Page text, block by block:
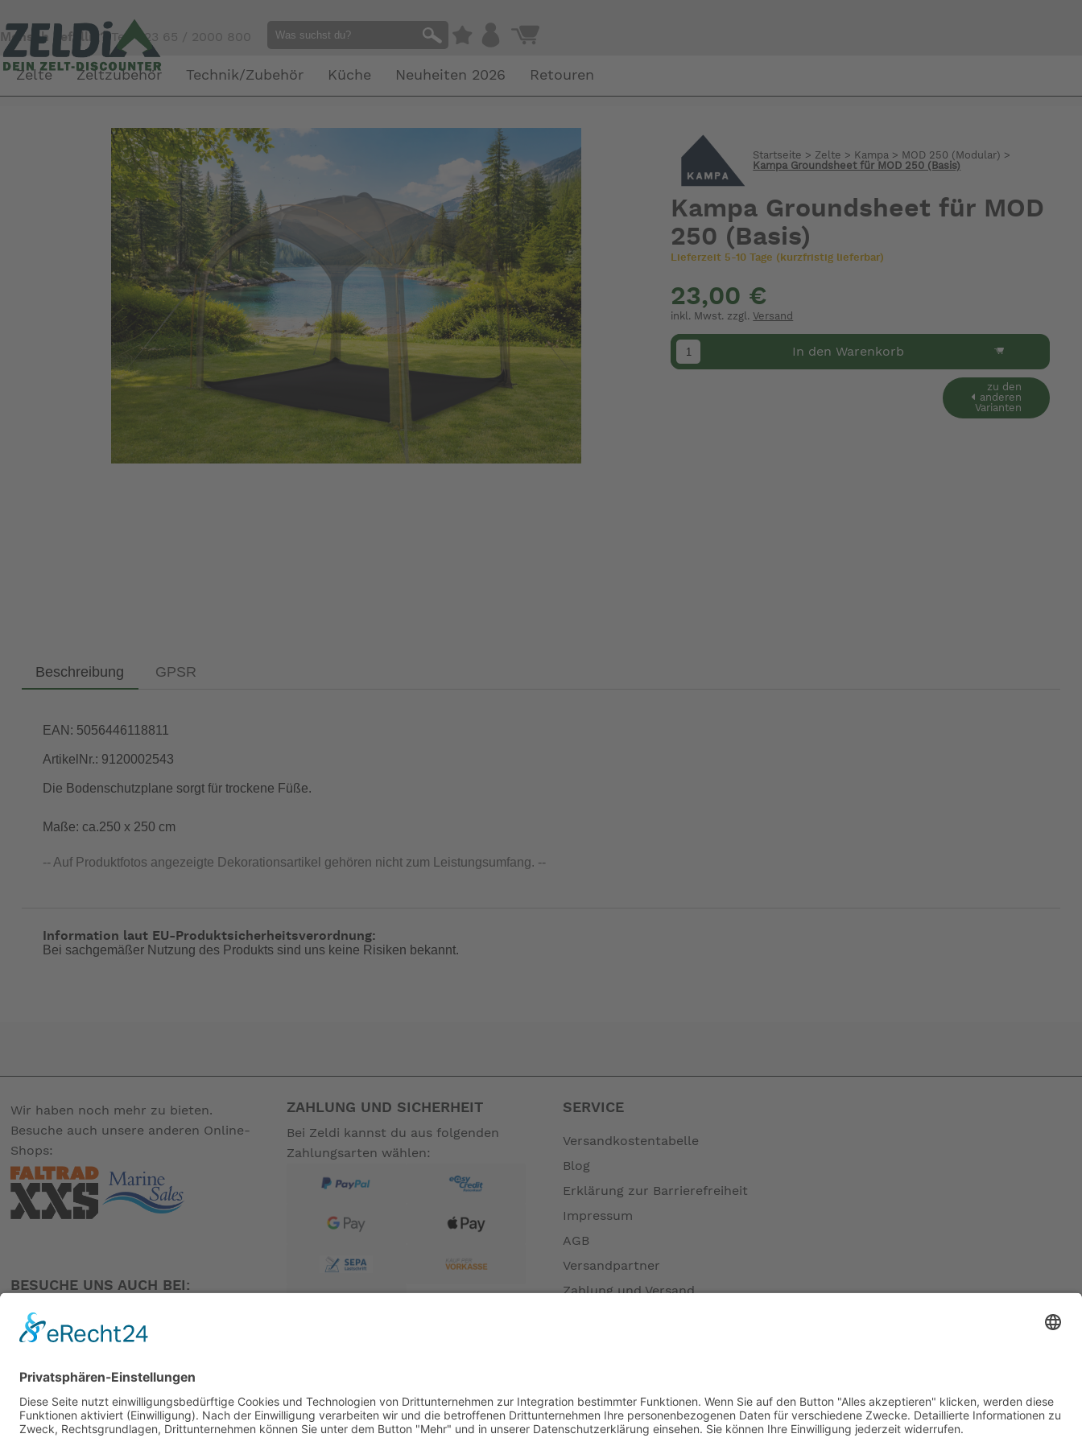
Mensch gefällig? Tel. 023 65 / 2000 800
Zelte Zeltzubehör Technik/Zubehör Küche Neuheiten 2026 Retouren
Startseite > Zelte > Kampa > MOD 250 (Modular) >
Kampa Groundsheet für MOD 250 (Basis)
Kampa Groundsheet für MOD
250 (Basis)
Lieferzeit 5-10 Tage (kurzfristig lieferbar)
23,00 €
inkl. Mwst. zzgl. Versand
In den Warenkorb
zu den
anderen
Varianten
Beschreibung GPSR
EAN: 5056446118811
ArtikelNr.: 9120002543
Die Bodenschutzplane sorgt für trockene Füße.
Maße: ca.250 x 250 cm
-- Auf Produktfotos angezeigte Dekorationsartikel gehören nicht zum Leistungsumfang. --
Information laut EU-Produktsicherheitsverordnung:
Bei sachgemäßer Nutzung des Produkts sind uns keine Risiken bekannt.
Wir haben noch mehr zu bieten.
Besuche auch unsere anderen Online-
Shops:
BESUCHE UNS AUCH BEI:
ZAHLUNG UND SICHERHEIT
Bei Zeldi kannst du aus folgenden
Zahlungsarten wählen:
SERVICE
Versandkostentabelle
Blog
Erklärung zur Barrierefreiheit
Impressum
AGB
Versandpartner
Zahlung und Versand
Fernabsatz